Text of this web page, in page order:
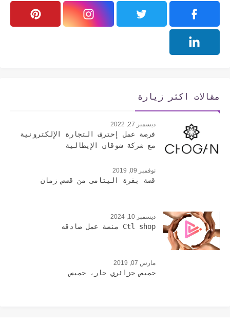
مقالات اكثر زيارة
ديسمبر 27, 2022
فرصة عمل إحترف التجارة الإلكترونية
مع شركة شوقان الإيطالية
نوفمبر 09, 2019
قصة بقرة اليتامى من قصص زمان
ديسمبر 10, 2024
Ctl shop منصة عمل صادقه
مارس 07, 2019
حميص جزائري حار، حميس